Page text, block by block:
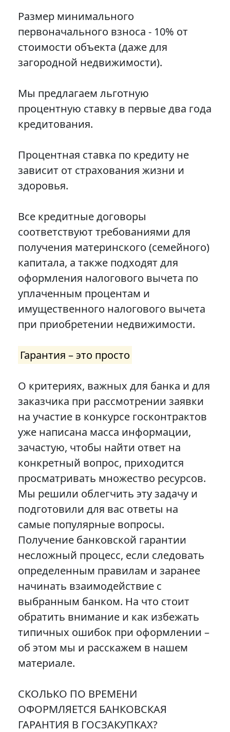
Размер минимального
первоначального взноса - 10% от
стоимости объекта (даже для
загородной недвижимости).
Мы предлагаем льготную
процентную ставку в первые два года
кредитования.
Процентная ставка по кредиту не
зависит от страхования жизни и
здоровья.
Все кредитные договоры
соответствуют требованиями для
получения материнского (семейного)
капитала, а также подходят для
оформления налогового вычета по
уплаченным процентам и
имущественного налогового вычета
при приобретении недвижимости.
Гарантия – это просто
О критериях, важных для банка и для
заказчика при рассмотрении заявки
на участие в конкурсе госконтрактов
уже написана масса информации,
зачастую, чтобы найти ответ на
конкретный вопрос, приходится
просматривать множество ресурсов.
Мы решили облегчить эту задачу и
подготовили для вас ответы на
самые популярные вопросы.
Получение банковской гарантии
несложный процесс, если следовать
определенным правилам и заранее
начинать взаимодействие с
выбранным банком. На что стоит
обратить внимание и как избежать
типичных ошибок при оформлении –
об этом мы и расскажем в нашем
материале.
СКОЛЬКО ПО ВРЕМЕНИ
ОФОРМЛЯЕТСЯ БАНКОВСКАЯ
ГАРАНТИЯ В ГОСЗАКУПКАХ?